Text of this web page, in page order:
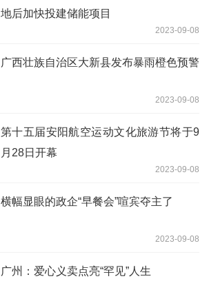
地后加快投建储能项目
2023-09-08
广西壮族自治区大新县发布暴雨橙色预警
2023-09-08
第十五届安阳航空运动文化旅游节将于9
月28日开幕
2023-09-08
横幅显眼的政企“早餐会”喧宾夺主了
2023-09-08
广州：爱心义卖点亮“罕见”人生